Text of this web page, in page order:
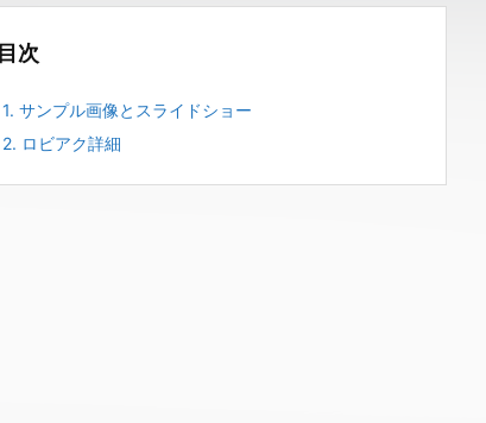
目次
1. サンプル画像とスライドショー
2. ロビアク詳細